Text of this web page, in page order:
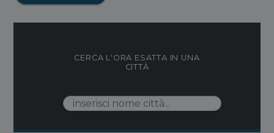
CERCA L'ORA ESATTA IN UNA
CITTÀ